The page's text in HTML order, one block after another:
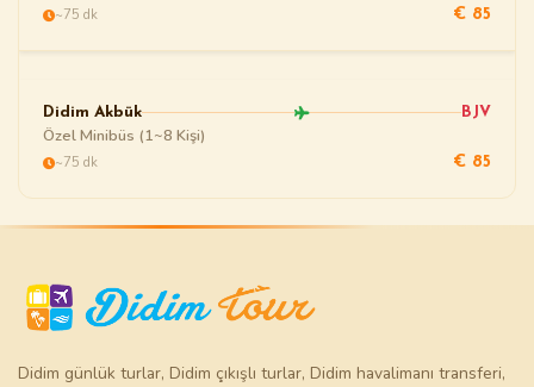
~75 dk € 85
Didim Akbük BJV
Özel Minibüs (1~8 Kişi)
~75 dk € 85
Didim günlük turlar, Didim çıkışlı turlar, Didim havalimanı transferi,